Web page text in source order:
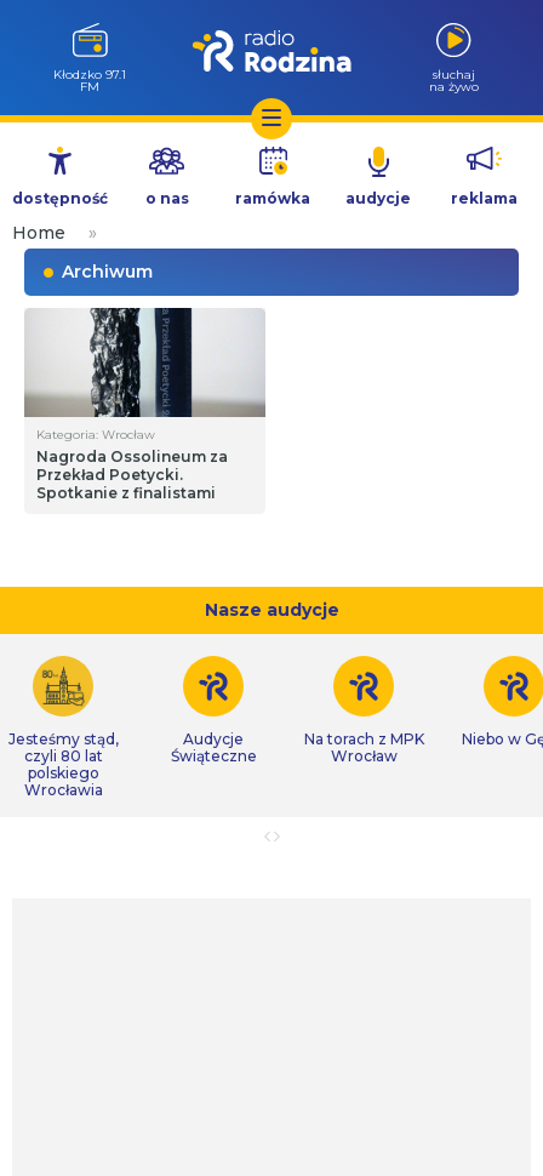
Przejdź
treści
Kłodzko 97.1
FM
słuchaj
na żywo
dostępność o nas ramówka audycje reklama
Home
»
Archiwum
Kategoria: Wrocław
Nagroda Ossolineum za
Przekład Poetycki.
Spotkanie z finalistami
Nasze audycje
Jesteśmy stąd,
czyli 80 lat
polskiego
Wrocławia
Audycje
Świąteczne
Na torach z MPK
Wrocław
Niebo w